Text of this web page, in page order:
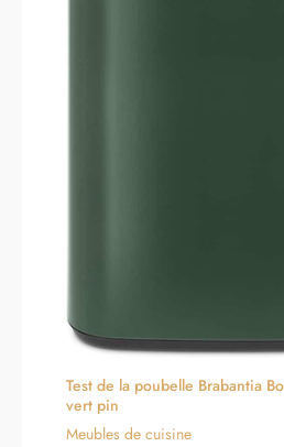
Test de la poubelle Brabantia
vert pin
Meubles de cuisine